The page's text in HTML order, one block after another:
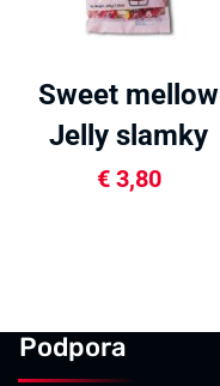
Sweet mellow
Jelly slamky
200g
€3,80
Podpora